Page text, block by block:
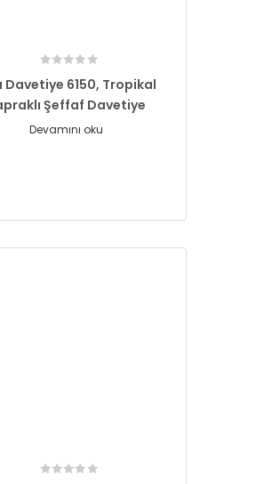
Davetiye 6150, Tropikal
Şeffaf Davetiye
Devamını oku